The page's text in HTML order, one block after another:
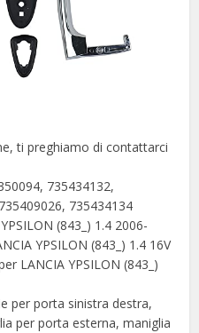
ti preghiamo di contattarci
735434132,
735434134
(843_) 1.4 2006-
YPSILON (843_) 1.4 16V
LANCIA YPSILON (843_)
per porta sinistra destra,
per porta esterna, maniglia